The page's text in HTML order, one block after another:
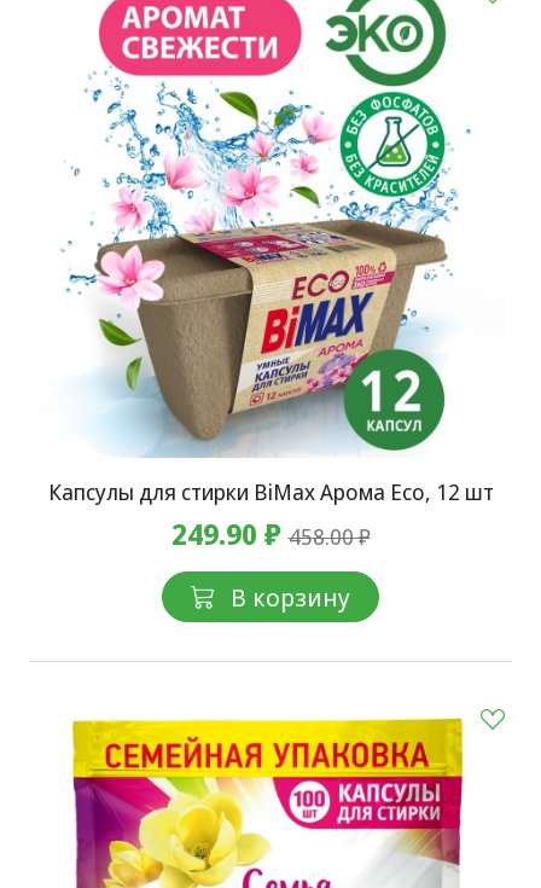
Капсулы для стирки BiMax Арома Eco, 12 шт
249.90 ₽458.00 ₽
В корзину